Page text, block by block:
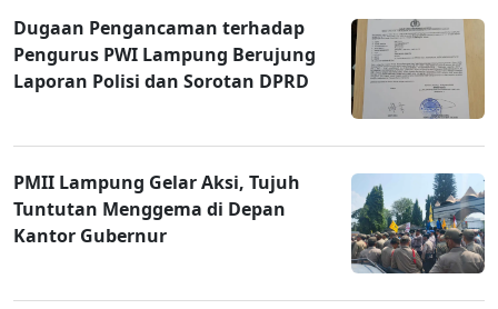
Dugaan Pengancaman terhadap
Pengurus PWI Lampung Berujung
Laporan Polisi dan Sorotan DPRD
PMII Lampung Gelar Aksi, Tujuh
Tuntutan Menggema di Depan
Kantor Gubernur